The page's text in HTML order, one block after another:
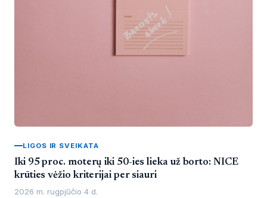
LIGOS IR SVEIKATA
Iki 95 proc. moterų iki 50-ies lieka už borto: NICE
krūties vėžio kriterijai per siauri
2026 m. rugpjūčio 4 d.